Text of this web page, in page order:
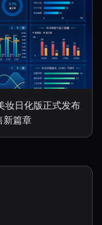
妆日化版正式发布
新篇章